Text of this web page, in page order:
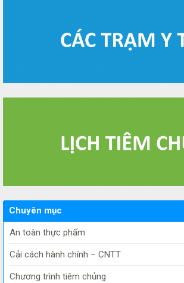
Chuyên mục
An toàn thực phẩm
Cải cách hành chính – CNTT
Chương trình tiêm chủng